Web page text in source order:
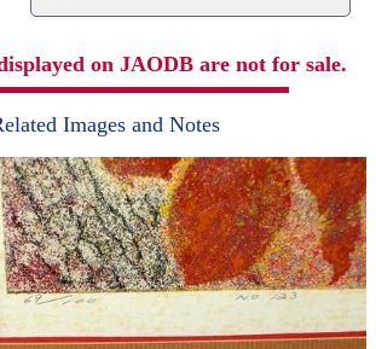
on JAODB are not for sale.
Images and Notes